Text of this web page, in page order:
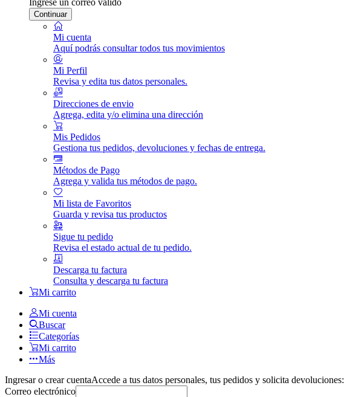
Continuar
Mi cuenta
Aquí podrás consultar todos tus movimientos
Mi Perfil
Revisa y edita tus datos personales.
Direcciones de envio
Agrega, edita y/o elimina una dirección
Mis Pedidos
Gestiona tus pedidos, devoluciones y fechas de entrega.
Métodos de Pago
Agrega y valida tus métodos de pago.
Mi lista de Favoritos
Guarda y revisa tus productos
Sigue tu pedido
Revisa el estado actual de tu pedido.
Descarga tu factura
Consulta y descarga tu factura
Mi carrito
Mi cuenta
Buscar
Categorías
Mi carrito
Más
Ingresar o crear cuentaAccede a tus datos personales, tus pedidos y solicita devoluciones:
Correo electrónico